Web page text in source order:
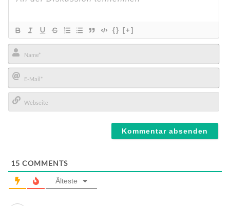
{} [+]
Name*
E-
Mail*
15 COMMENTS
Älteste